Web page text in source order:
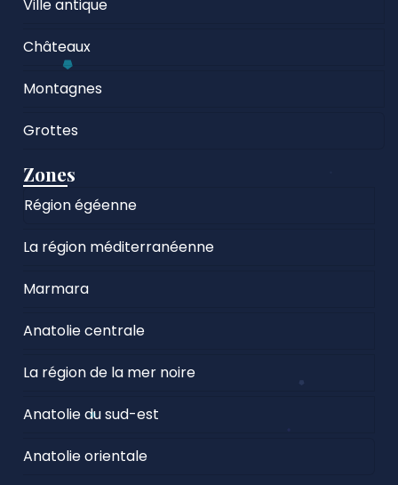
Ville antique
Châteaux
Montagnes
Grottes
Zones
Région égéenne
La région méditerranéenne
Marmara
Anatolie centrale
La région de la mer noire
Anatolie du sud-est
Anatolie orientale